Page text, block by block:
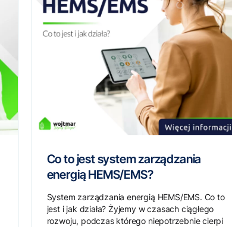
Co to jest system zarządzania
energią HEMS/EMS?
System zarządzania energią HEMS/EMS. Co to
jest i jak działa? Żyjemy w czasach ciągłego
rozwoju, podczas którego niepotrzebnie cierpi